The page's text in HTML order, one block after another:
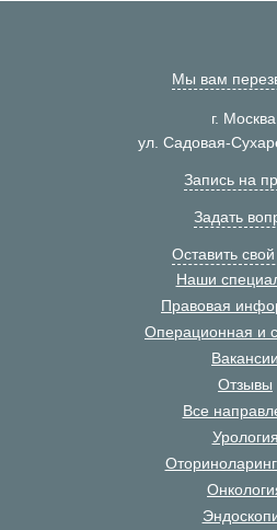
Мы вам
г. Москва,
ул. Садовая-
Запись на
Задать
Оставить
Наши
Правовая
Операционная и
Вакансии
Отзывы
Все
Урология